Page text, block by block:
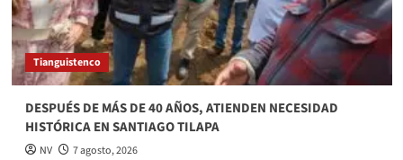
Tianguistenco
DESPUÉS DE MÁS DE 40 AÑOS, ATIENDEN NECESIDAD
HISTÓRICA EN SANTIAGO TILAPA
NV 7 agosto, 2026